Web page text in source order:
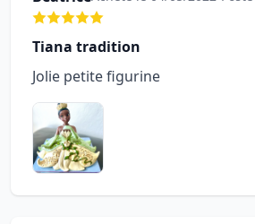
Tiana tradition
Jolie petite figurine